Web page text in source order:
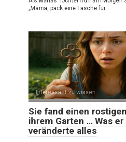
„Mama, pack eine Tasche für
Interessant zu wissen
Sie fand einen
ihrem Garten … Was
veränderte alles